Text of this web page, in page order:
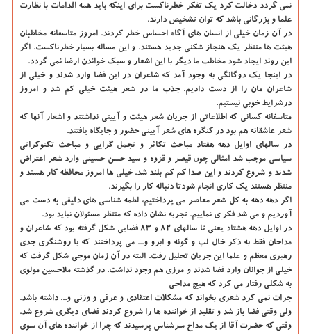
نمی گردد دخالت کرد یک تفکر خطرناکست برای اینکه باید همه اقدامات با نظارت
علما و بزرگانی باشد که توان تشخیص دارند.
در آن زمان خیلی از انسان های آگاه احساس خطر کردند. امروز متاسفانه مخاطبان
هیئت ها منتظر یک هنجاز شکنی جدید هستند. و این مساله بسیار خطرناکست. اگر
این روند ایجاد شود مخاطب ما دیگر با این اشعار و سبک خواندن ارضا نمی گردد.
در اینجا یک دوگانگی به وجود آمد که شاعران در این فضا وارد شدند و خیلی از
شاعران مان را از دست دادیم. جذب ما در شعر هیئت خیلی کم شد و امروز
درشرایط خوبی نیستیم.
متاسفانه کسانی که اطلاعاتی از جریان شعر هیئت و آیینی نداشتند و اشعار آنها که
شعر عاشقانه هم بود در کنگره های شعر آیینی حضور و جایگاه یافتند.
در سالهای اوایل دهه هفتاد مباحث تکاثر و تجمل گرایی و مباحث تکنوکراتی
سیاسی موجب شد امثالی چون قیصر و قزوه و سید حسن حسینی وارد شعر اعتراض
شدند و شروع کردند و این صدا کم کم بلند شد. خیلی ها امروز محافظه کار هسند و
منتظر هستند یک کاری انجام شودتا دنباله کار را بگیرند.
اگر دهه دهه به کل شعر معاصر می پرداختیم، لطمه شناسی های دقیقی به دست می
آوردیم و می شد فکر ی نماییم. تجربه نشان داده که منتظر مسئولان نباید بود.
در اوایل دهه هشتاد یعنی تا سالهای ۸۲ و ۸۳ فضایی شکل گرفته بود که شاعران و
مداحان فقط به ذکر خال لب و گونه و ابرو و... می پرداختند که با روشنگری جدی
رهبری معظم و علما این جریان تحلیل رفت. البته در آن زمان موجی شکل گرفت که
خیلی از جوانان وارد فضا شدند و مرزی هم وجود نداشت. در گذشته ملاحسین مولوی
به شکلی رفتار می کرد که هیچ مداحی
جرات نمی کرد شعری بخواند که مشکلات اعتقادی و عرفی و وزنی و... داشته باشد.
ولی وقتی فضا باز شد و تقلید از خواننده ها را شروع کردند فضای دیگری شروع شد.
وقتی که حضرت آقا از یک مداح سرشناس پرسیدند که چرا از خواننده های آن سوی